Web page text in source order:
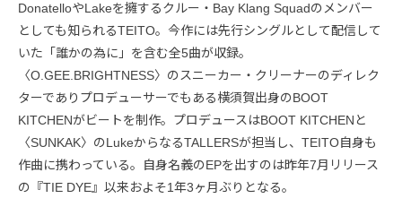
DonatelloやLakeを擁するクルー・Bay Klang Squadのメンバー
としても知られるTEITO。今作には先行シングルとして配信して
いた「誰かの為に」を含む全5曲が収録。
〈O.GEE.BRIGHTNESS〉のスニーカー・クリーナーのディレク
ターでありプロデューサーでもある横須賀出身のBOOT
KITCHENがビートを制作。プロデュースはBOOT KITCHENと
〈SUNKAK〉のLukeからなるTALLERSが担当し、TEITO自身も
作曲に携わっている。自身名義のEPを出すのは昨年7月リリース
の『TIE DYE』以来およそ1年3ヶ月ぶりとなる。